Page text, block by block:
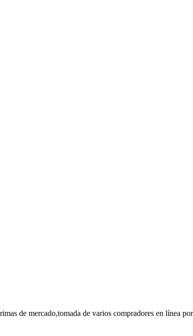
de mercado,tomada de varios compradores en línea